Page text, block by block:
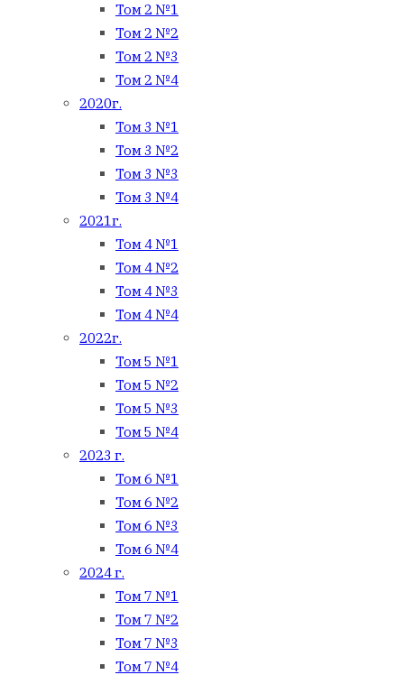
Том 2 №1
Том 2 №2
Том 2 №3
Том 2 №4
2020г.
Том 3 №1
Том 3 №2
Том 3 №3
Том 3 №4
2021г.
Том 4 №1
Том 4 №2
Том 4 №3
Том 4 №4
2022г.
Том 5 №1
Том 5 №2
Том 5 №3
Том 5 №4
2023 г.
Том 6 №1
Том 6 №2
Том 6 №3
Том 6 №4
2024 г.
Том 7 №1
Том 7 №2
Том 7 №3
Том 7 №4